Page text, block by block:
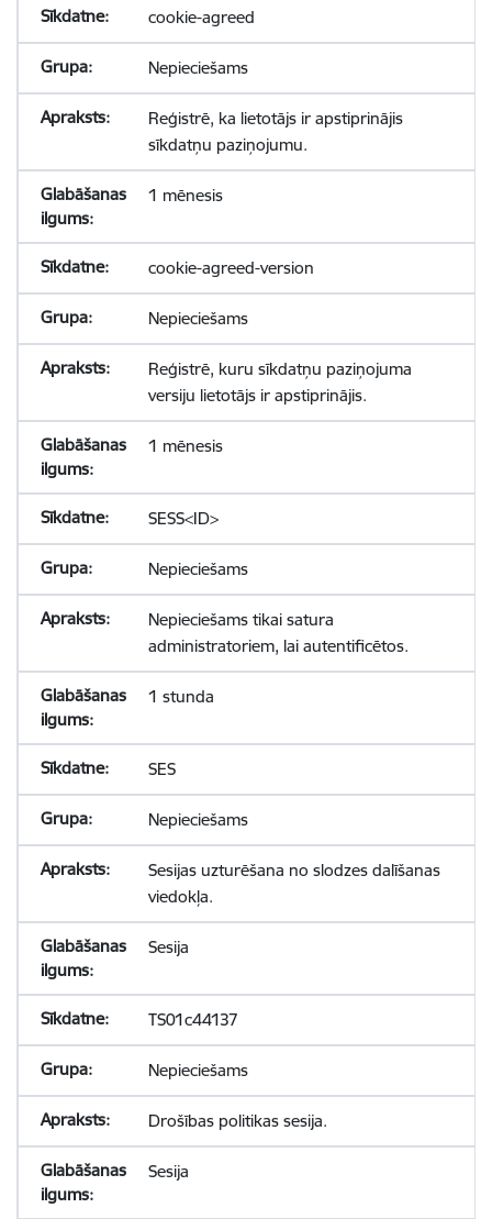
cookie-agreed
Nepieciešams
Reģistrē, ka lietotājs ir apstiprinājis
sīkdatņu paziņojumu.
1 mēnesis
cookie-agreed-version
Nepieciešams
Reģistrē, kuru sīkdatņu paziņojuma
versiju lietotājs ir apstiprinājis.
1 mēnesis
SESS<ID>
Nepieciešams
Nepieciešams tikai satura
administratoriem, lai autentificētos.
1 stunda
SES
Nepieciešams
Sesijas uzturēšana no slodzes dalīšanas
viedokļa.
Sesija
TS01c44137
Nepieciešams
Drošības politikas sesija.
Sesija